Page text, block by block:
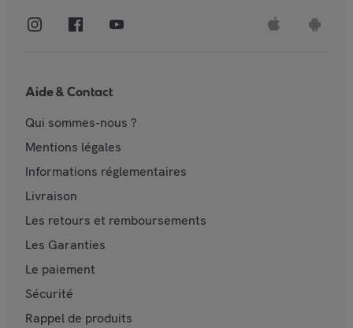
Aide & Contact
Qui sommes-nous ?
Mentions légales
Informations réglementaires
Livraison
Les retours et remboursements
Les Garanties
Le paiement
Sécurité
Rappel de produits